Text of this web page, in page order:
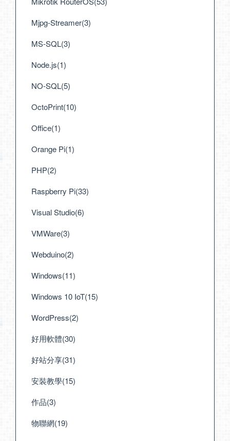
Mjpg-Streamer(3)
MS-SQL(3)
Node.js(1)
NO-SQL(5)
OctoPrint(10)
Office(1)
Orange Pi(1)
PHP(2)
Raspberry Pi(33)
Visual Studio(6)
VMWare(3)
Webduino(2)
Windows(11)
Windows 10 IoT(15)
WordPress(2)
好用軟體(30)
好站分享(31)
安裝教學(15)
作品(3)
物聯網(19)